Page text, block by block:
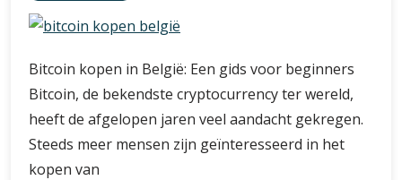
Bitcoin kopen in België: Een gids voor beginners
Bitcoin, de bekendste cryptocurrency ter wereld,
heeft de afgelopen jaren veel aandacht gekregen.
Steeds meer mensen zijn geïnteresseerd in het
kopen van